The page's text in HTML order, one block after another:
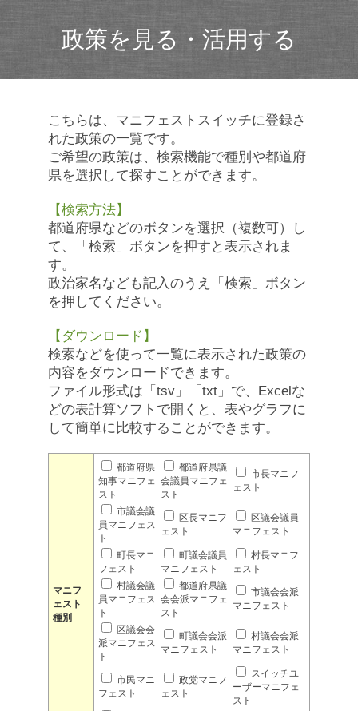
政策を見る・活用する
こちらは、マニフェストスイッチに登録さ
れた政策の一覧です。
ご希望の政策は、検索機能で種別や都道府
県を選択して探すことができます。
【検索方法】
都道府県などのボタンを選択（複数可）し
て、「検索」ボタンを押すと表示されま
す。
政治家名なども記入のうえ「検索」ボタン
を押してください。
【ダウンロード】
検索などを使って一覧に表示された政策の
内容をダウンロードできます。
ファイル形式は「tsv」「txt」で、Excelな
どの表計算ソフトで開くと、表やグラフに
して簡単に比較することができます。
マニフ
ェスト
種別
都道府県
知事マニフェ
スト
都道府県議
会議員マニフェ
スト
市長マニフ
ェスト
市議会議
員マニフェス
ト
区長マニフ
ェスト
区議会議員
マニフェスト
町長マニ
フェスト
町議会議員
マニフェスト
村長マニフ
ェスト
村議会議
員マニフェス
ト
都道府県議
会会派マニフェ
スト
市議会会派
マニフェスト
区議会会
派マニフェス
ト
町議会会派
マニフェスト
村議会会派
マニフェスト
市民マニ
フェスト
政党マニフ
ェスト
スイッチユ
ーザーマニフェ
スト